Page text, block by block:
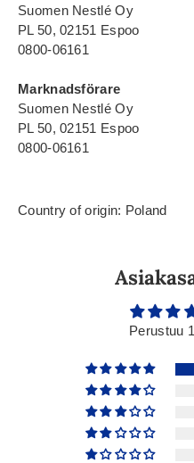
Suomen Nestlé Oy
PL 50, 02151 Espoo
0800-06161
Marknadsförare
Suomen Nestlé Oy
PL 50, 02151 Espoo
0800-06161
Country of origin: Poland
Perustuu